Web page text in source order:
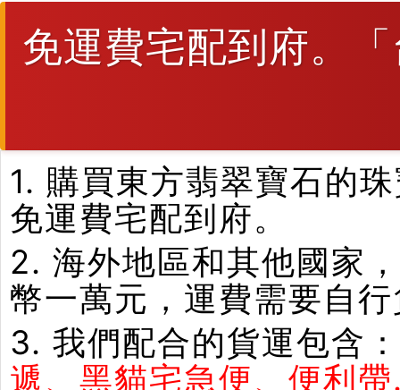
免運費宅配到府。
1. 購買東方翡翠寶石的
免運費宅配到府。
2. 海外地區和其他國家
幣一萬元，運費需要自
3. 我們配合的貨運包含：
遞、黑貓宅急便、便利